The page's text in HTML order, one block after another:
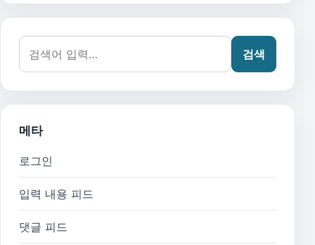
검색어:
검색
메타
로그인
입력 내용 피드
댓글 피드